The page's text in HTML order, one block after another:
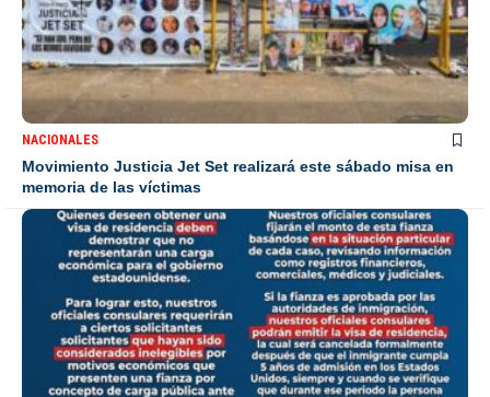
NACIONALES
Movimiento Justicia Jet Set realizará este sábado misa en
memoria de las víctimas